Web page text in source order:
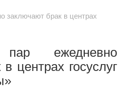
заключают брак в центрах
ежедневно
центрах госуслуг